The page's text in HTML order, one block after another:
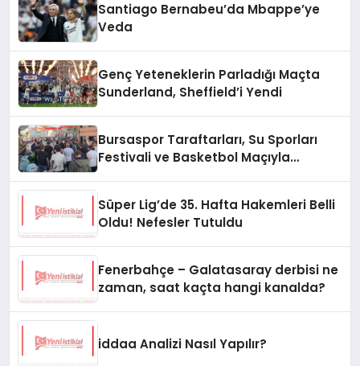
Santiago Bernabeu’da Mbappe’ye
Veda
Genç Yeteneklerin Parladığı Maçta
Sunderland, Sheffield’i Yendi
Bursaspor Taraftarları, Su Sporları
Festivali ve Basketbol Maçıyla
Süper Lig’de 35. Hafta Hakemleri Belli
Oldu! Nefesler Tutuldu
Fenerbahçe – Galatasaray derbisi ne
zaman, saat kaçta hangi kanalda?
iddaa Analizi Nasıl Yapılır?